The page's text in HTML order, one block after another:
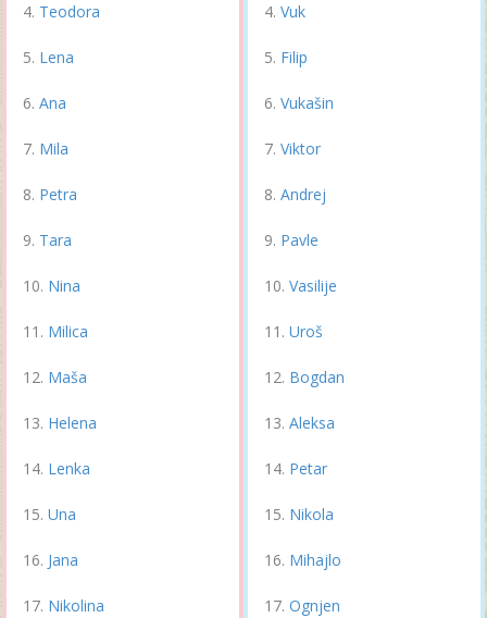
Teodora
Lena
Ana
Mila
Petra
Tara
Nina
Milica
Maša
Helena
Lenka
Una
Jana
Nikolina
Vuk
Filip
Vukašin
Viktor
Andrej
Pavle
Vasilije
Uroš
Bogdan
Aleksa
Petar
Nikola
Mihajlo
Ognjen